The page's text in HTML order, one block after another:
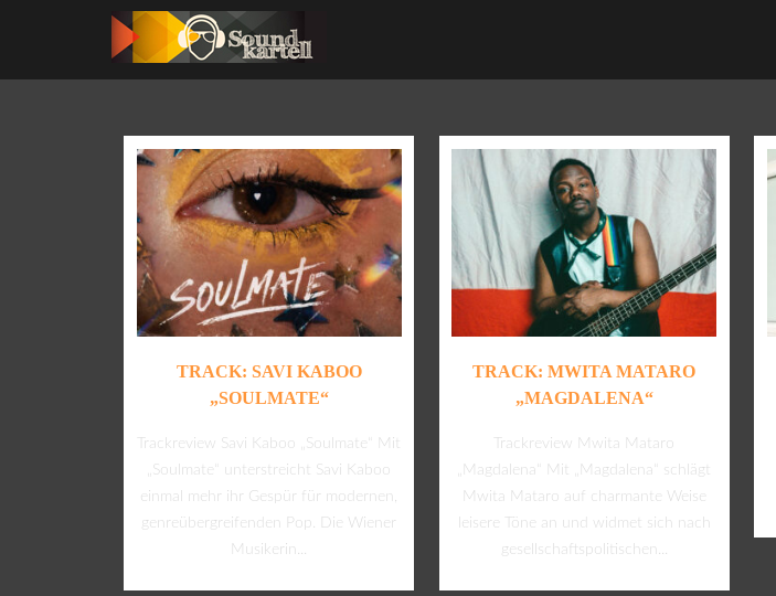
TRACK: SAVI KABOO
„SOULMATE“
Trackreview Savi Kaboo „Soulmate“ Mit
„Soulmate“ unterstreicht Savi Kaboo
einmal mehr ihr Gespür für modernen,
genreübergreifenden Pop. Die Wiener
Musikerin...
TRACK: MWITA MATARO
„MAGDALENA“
Trackreview Mwita Mataro
„Magdalena“ Mit „Magdalena“ schlägt
Mwita Mataro auf charmante Weise
leisere Töne an und widmet sich nach
gesellschaftspolitischen...